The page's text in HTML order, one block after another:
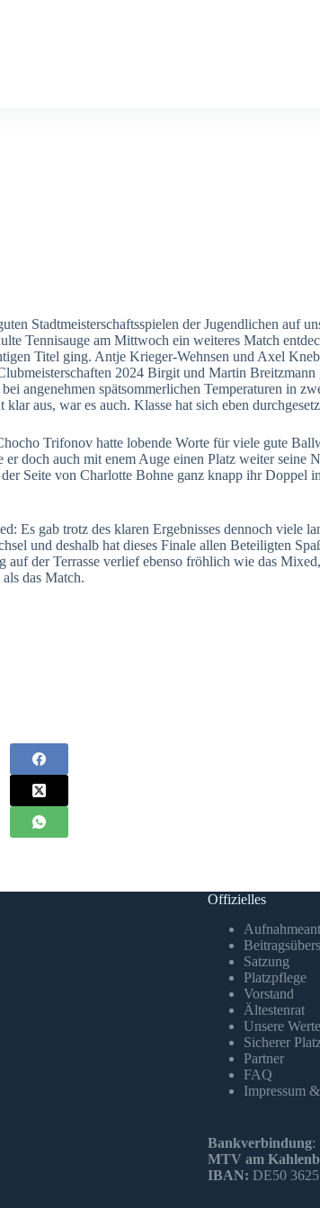
Stadtmeisterschaftsspielen der Jugendlichen auf
Tennisauge am Mittwoch ein weiteres Match
Titel ging. Antje Krieger-Wehnsen und Axel
2024 Birgit und Martin Breitzmann
angenehmen spätsommerlichen Temperaturen in
klar aus, war es auch. Klasse hat sich eben
Trifonov hatte lobende Worte für viele gute
er doch auch mit enem Auge einen Platz weiter seine
Seite von Charlotte Bohne ganz knapp ihr Doppel
Es gab trotz des klaren Ergebnisses dennoch viele
und deshalb hat dieses Finale allen Beteiligten
auf der Terrasse verlief ebenso fröhlich wie das
das Match.
Offizielles
Satzung
Platzpflege
Vorstand
Ältestenrat
Unsere Werte
Sicherer
Partner
FAQ
Impressum
Bankverbindung:
MTV am
IBAN: DE50